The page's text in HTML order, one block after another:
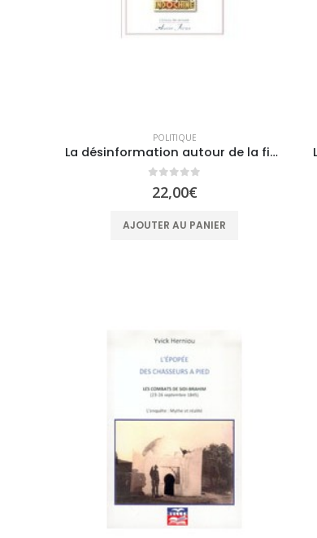
POLITIQUE
La désinformation autour de la fin de l’Indochine française
22,00€
AJOUTER AU PANIER